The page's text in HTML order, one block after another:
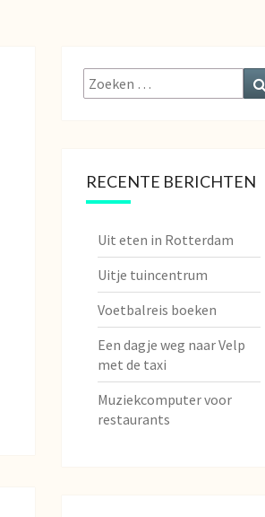
Zoeken
naar:
RECENTE BERICHTEN
Uit eten in Rotterdam
Uitje tuincentrum
Voetbalreis boeken
Een dagje weg naar Velp
met de taxi
Muziekcomputer voor
restaurants